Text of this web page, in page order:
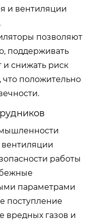
и вентиляции
позволяют
поддерживать
снижать риск
что положительно
работы
параметрами
поступление
вредных газов и